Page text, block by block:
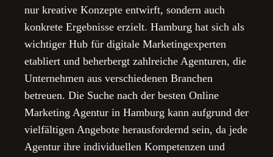
nur kreative Konzepte entwirft, sondern auch
konkrete Ergebnisse erzielt. Hamburg hat sich als
wichtiger Hub für digitale Marketingexperten
etabliert und beherbergt zahlreiche Agenturen, die
Unternehmen aus verschiedenen Branchen
betreuen. Die Suche nach der besten Online
Marketing Agentur in Hamburg kann aufgrund der
vielfältigen Angebote herausfordernd sein, da jede
Agentur ihre individuellen Kompetenzen und